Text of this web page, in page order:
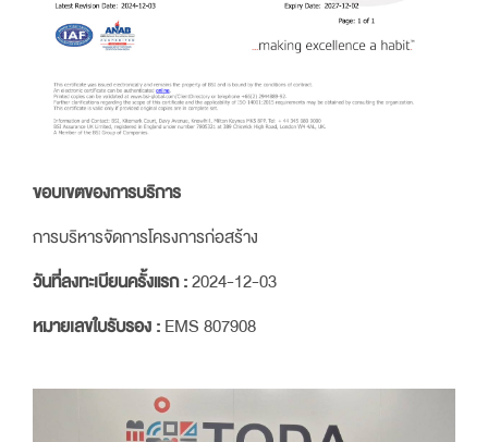
ขอบเขตของการบริการ
การบริหารจัดการโครงการก่อสร้าง
วันที่ลงทะเบียนครั้งแรก :2024-12-03
หมายเลขใบรับรอง :EMS 807908